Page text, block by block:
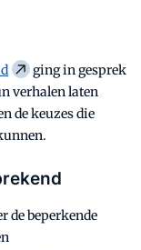
ging in gesprek
verhalen laten
de keuzes die
de beperkende